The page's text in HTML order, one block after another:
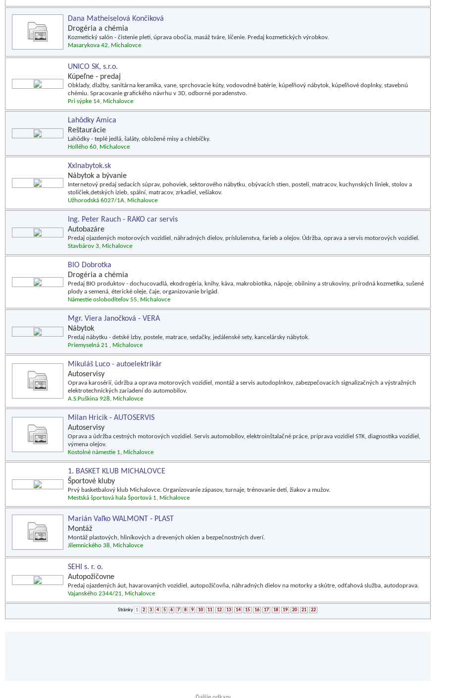
Dana Matheiselová Končiková
Drogéria a chémia
Kozmetický salón - čistenie pleti, úprava obočia, masáž tváre, líčenie. Predaj kozmetických výrobkov.
Masarykova 42, Michalovce
UNICO SK, s.r.o.
Kúpeľne - predaj
Obklady, dlažby, sanitárna keramika, vane, sprchovacie kúty, vodovodné batérie, kúpeľňový nábytok, kúpeľňové doplnky, stavebnú
chémiu. Spracovanie grafického návrhu v 3D, odborné poradenstvo.
Pri sýpke 14, Michalovce
Lahôdky Amica
Reštaurácie
Lahôdky - teplé jedlá, šaláty, obložené misy a chlebíčky.
Hollého 60, Michalovce
Xxlnabytok.sk
Nábytok a bývanie
Internetový predaj sedacích súprav, pohoviek, sektorového nábytku, obývacích stien, postelí, matracov, kuchynských liniek, stolov a
stoličiek,detských izieb, spální, matracov, zrkadiel, vešiakov.
Užhorodská 6027/1A, Michalovce
Ing. Peter Rauch - RAKO car servis
Autobazáre
Predaj ojazdených motorových vozidiel, náhradných dielov, príslušenstva, farieb a olejov. Údržba, oprava a servis motorových vozidiel.
Stavbárov 3, Michalovce
BIO Dobrotka
Drogéria a chémia
Predaj BIO produktov - dochucovadlá, ekodrogéria, knihy, káva, makrobiotika, nápoje, obilniny a strukoviny, prírodná kozmetika, sušené
plody a semená, éterické oleje, čaje, organizovanie brigád.
Námestie osloboditeľov 55, Michalovce
Mgr. Viera Janočková - VERA
Nábytok
Predaj nábytku - detské izby, postele, matrace, sedačky, jedálenské sety, kancelársky nábytok.
Priemyselná 21 , Michalovce
Mikuláš Luco - autoelektrikár
Autoservisy
Oprava karosérií, údržba a oprava motorových vozidiel, montáž a servis autodoplnkov, zabezpečovacích signalizačných a výstražných
elektrotechnických zariadení do automobilov.
A.S.Puškina 928, Michalovce
Milan Hricik - AUTOSERVIS
Autoservisy
Oprava a údržba cestných motorových vozidiel. Servis automobilov, elektroinštalačné práce, príprava vozidiel STK, diagnostika vozidiel,
výmena olejov.
Kostolné námestie 1, Michalovce
1. BASKET KLUB MICHALOVCE
Športové kluby
Prvý basketbalový klub Michalovce. Organizovanie zápasov, turnaje, trénovanie detí, žiakov a mužov.
Mestská športová hala Športová 1, Michalovce
Marián Vaľko WALMONT - PLAST
Montáž
Montáž plastových, hliníkových a drevených okien a bezpečnostných dverí.
Jilemnického 38, Michalovce
SEHI s. r. o.
Autopožičovne
Predaj ojazdených áut, havarovaných vozidiel, autopožičovňa, náhradných dielov na motorky a skútre, odťahová služba, autodoprava.
Vajanského 2344/21, Michalovce
Stránky 1 2 3 4 5 6 7 8 9 10 11 12 13 14 15 16 17 18 19 20 21 22